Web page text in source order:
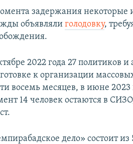
задержания некоторые
объявлялиголодовку,
2022 года 27 политиков
к организации
восемь месяцев, в июне
14 человек остаются в
дело» состоит